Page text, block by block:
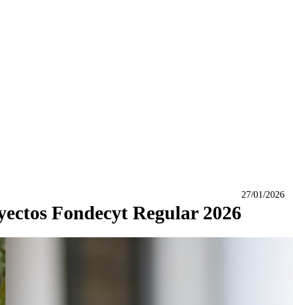
Fondecyt Regular 2026
27/01/2026